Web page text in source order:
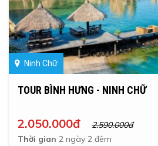
Ninh Chữ
TOUR BÌNH HƯNG - NINH CHỮ
2.050.000đ
2.590.000đ
Thời gian 2 ngày 2 đêm